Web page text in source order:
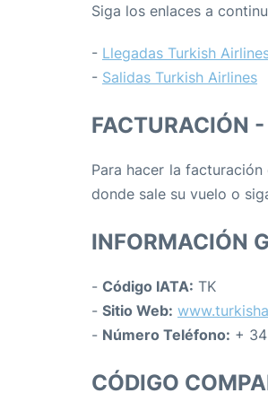
Siga los enlaces a
- Llegadas Turkish
- Salidas Turkish Airlines
FACTURACIÓN
Para hacer la
donde sale su vuelo o
INFORMACIÓN
- Código IATA: TK
- Sitio Web:
- Número Teléfono: +
CÓDIGO